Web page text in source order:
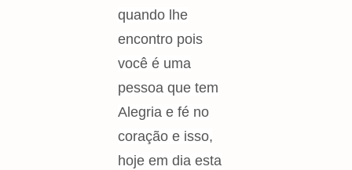
quando lhe
encontro pois
você é uma
pessoa que tem
Alegria e fé no
coração e isso,
hoje em dia esta